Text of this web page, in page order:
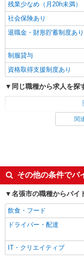
残業少なめ（月20h未満）
社会保険あり
退職金・財形貯蓄制度あり
制服貸与
資格取得支援制度あり
同じ職種から求人を探
ボーナス・賞与あり
交通費支給
産休・育休取得実績あり
関
その他の条件でバ
名張市の職種からバイ
飲食・フード
ドライバー・配達
IT・クリエイティブ